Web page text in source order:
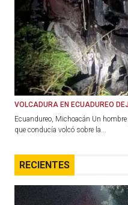
VOLCADURA EN ECUADUREO
Ecuandureo, Michoacán Un
que conducía volcó sobre la...
RECIENTES